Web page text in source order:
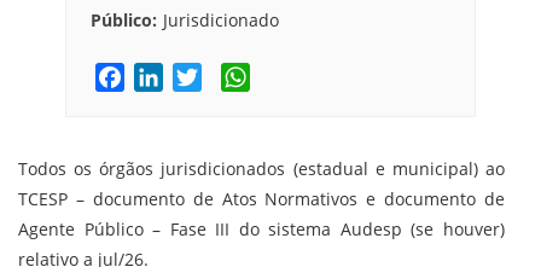
Público: Jurisdicionado
e
b
o
o
k
e
d
t
t
e
t
s
A
Todos os órgãos jurisdicionados (estadual e municipal) ao
TCESP – documento de Atos Normativos e documento de
Agente Público – Fase III do sistema Audesp (se houver)
relativo a jul/26.